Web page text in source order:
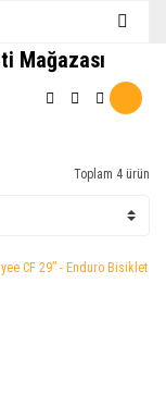
Mağazası
Toplam 4 ürün